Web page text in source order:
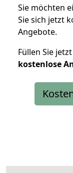
Sie möchten
Sie sich jetzt
Angebote.
Füllen Sie
kostenlose